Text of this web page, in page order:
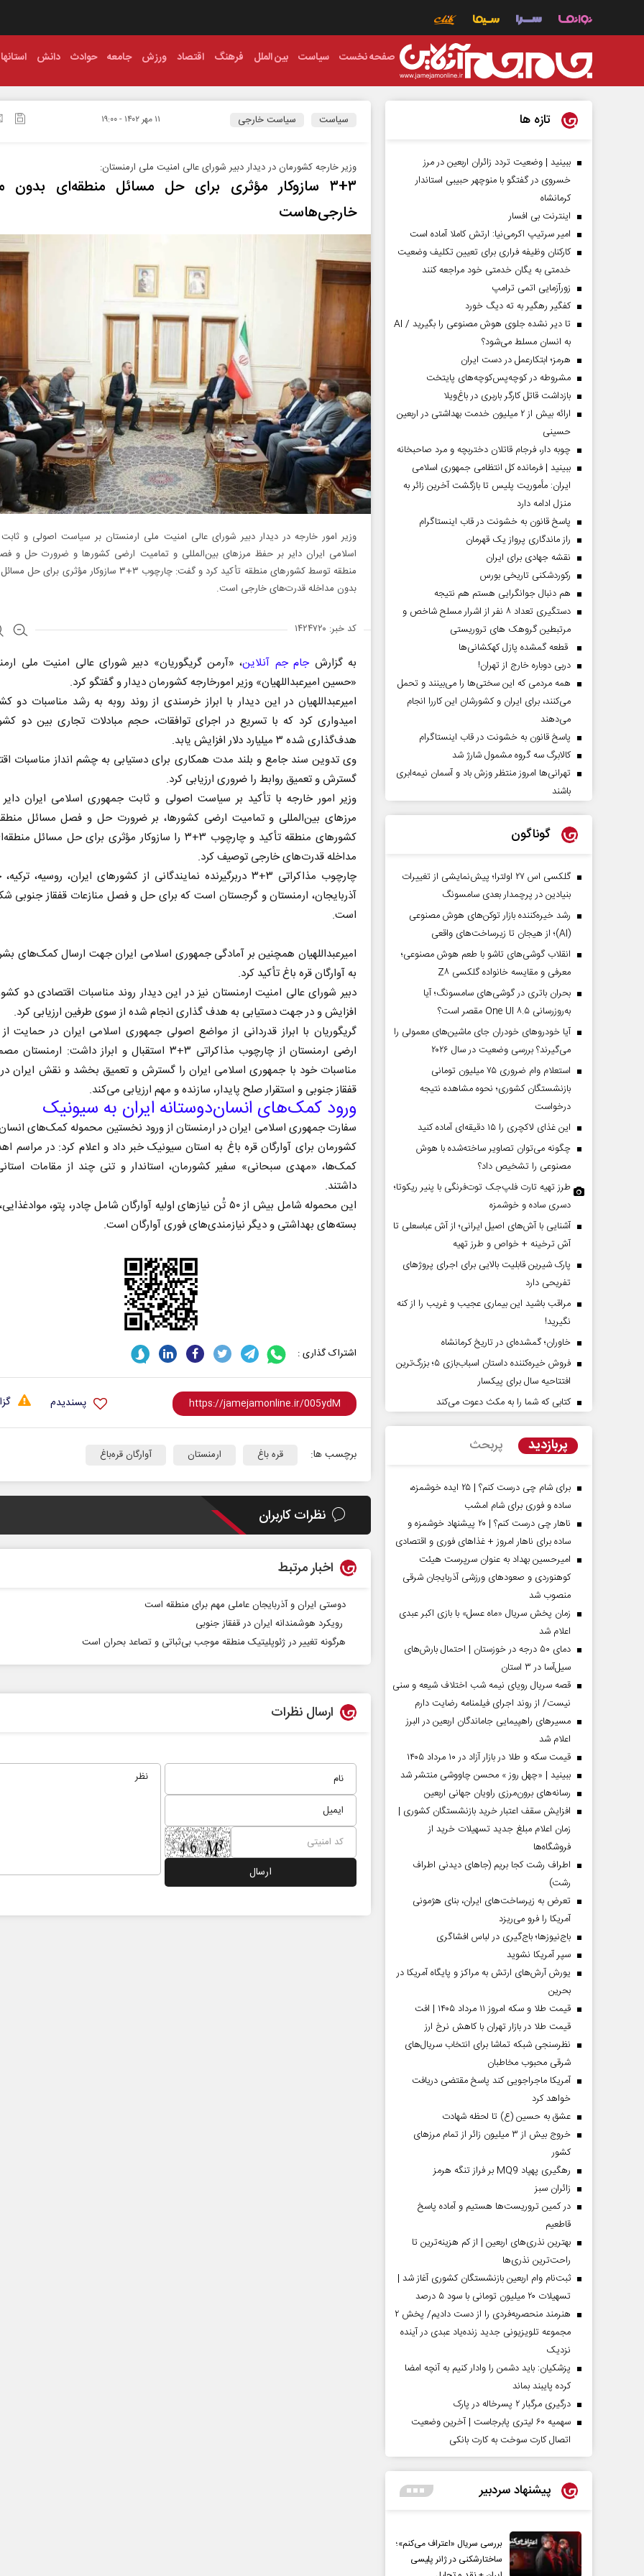
صفحه نخست سیاست بین الملل فرهنگ اقتصاد ورزش جامعه حوادث دانش استانها
سیاست سیاست خارجی ۱۱ مهر ۱۴۰۲ - ۱۹:۰۰
وزیر خارجه کشورمان در دیدار دبیر شورای عالی امنیت ملی ارمنستان:
۳+۳ سازوکار مؤثری برای حل مسائل منطقه‌ای بدون
خارجی‌هاست
وزیر امور خارجه در دیدار دبیر شورای عالی امنیت ملی ارمنستان بر سیاست اصولی و
اسلامی ایران دایر بر حفظ مرز‌های بین‌المللی و تمامیت ارضی کشور‌ها و ضرورت حل و
منطقه توسط کشور‌های منطقه تأکید کرد و گفت: چارچوب ۳+۳ سازوکار
بدون مداخله قدرت‌های خارجی است.
کد خبر: ۱۴۲۴۷۲۰
به گزارشجام جم آنلاین، «آرمن گریگوریان» دبیر شورای عالی امنیت ملی
«حسین امیرعبداللهیان» وزیر امورخارجه کشورمان دیدار و گفتگو کرد.
امیرعبداللهیان در این دیدار با ابراز خرسندی از روند روبه به رشد مناسبات دو
امیدواری کرد که با تسریع در اجرای توافقات، حجم مبادلات تجاری بین دو
هدف‌گذاری شده ۳ میلیارد دلار افزایش یابد.
وی تدوین سند جامع و بلند مدت همکاری برای دستیابی به چشم انداز مناسبات
گسترش و تعمیق روابط را ضروری ارزیابی کرد.
وزیر امور خارجه با تأکید بر سیاست اصولی و ثابت جمهوری اسلامی ایران
مرز‌های بین‌المللی و تمامیت ارضی کشورها، بر ضرورت حل و فصل مسائل
کشور‌های منطقه تأکید و چارچوب ۳+۳ را سازوکار مؤثری برای حل
مداخله قدرت‌های خارجی توصیف کرد.
چارچوب مذاکراتی ۳+۳ دربرگیرنده نمایندگانی از کشور‌های ایران، روسیه،
آذربایجان، ارمنستان و گرجستان است که برای حل و فصل منازعات قفقاز جنوبی
است.
امیرعبداللهیان همچنین بر آمادگی جمهوری اسلامی ایران جهت ارسال کمک‌های
به آوارگان قره‌ باغ تأکید کرد.
دبیر شورای عالی امنیت ارمنستان نیز در این دیدار روند مناسبات اقتصادی دو
افزایش و در جهت دستیابی به هدف گذاری انجام شده از سوی طرفین ارزیابی کرد.
گریگوریان با ابراز قدردانی از مواضع اصولی جمهوری اسلامی ایران در حمایت
ارضی ارمنستان از چارچوب مذاکراتی ۳+۳ استقبال و ابراز داشت:
مناسبات خود با جمهوری اسلامی ایران را گسترش و تعمیق بخشد و نقش ایران
قفقاز جنوبی و استقرار صلح پایدار، سازنده و مهم ارزیابی می‌کند.
ورود کمک‌های انسان‌دوستانه ایران به سیونیک
سفارت جمهوری اسلامی ایران در ارمنستان از ورود نخستین محموله کمک‌های
کشورمان برای آوارگان قره‌ باغ به استان سیونیک خبر داد و اعلام کرد: در مراسم
کمک‌ها، «مهدی سبحانی» سفیر کشورمان، استاندار و تنی چند از مقامات
داشتند.
این محموله شامل بیش از ۵۰ تُن نیاز‌های اولیه آوارگان شامل چادر، پتو،
بسته‌های بهداشتی و دیگر نیازمندی‌های فوری آوارگان است.
اشتراک گذاری :
پسندیدم
برچسب ها: قره باغ ارمنستان آوارگان قره‌باغ
نظرات کاربران
اخبار مرتبط
دوستی ایران و آذربایجان عاملی مهم برای منطقه است
رویكرد هوشمندانه ایران در قفقاز جنوبی
هرگونه تغییر در ژئوپلیتیک منطقه موجب بی‌ثباتی و تصاعد بحران است
ارسال نظرات
تازه ها
ببینید | وضعیت تردد زائران اربعین در مرز
خسروی در گفتگو با منوچهر حبیبی استاندار
کرمانشاه
اینترنت بی افسار
امیر سرتیپ اکرمی‌نیا: ارتش کاملا آماده است
کارکنان وظیفه فراری برای تعیین تکلیف وضعیت
خدمتی به یگان خدمتی خود مراجعه کنند
زورآزمایی اتمی ترامپ
کفگیر رهگیر به ته دیگ خورد
تا دیر نشده جلوی هوش مصنوعی را بگیرید / AI
به انسان مسلط می‌شود؟
هرمز؛ ابتکارعمل در دست ایران
مشروطه در کوچه‌پس‌کوچه‌های پایتخت
بازداشت قاتل کارگر باربری در باغ‌ویلا
ارائه بیش از ۲ میلیون خدمت بهداشتی در اربعین
حسینی
چوبه دار، فرجام قاتلان دختربچه و مرد صاحبخانه
ببینید | فرمانده کل انتظامی جمهوری اسلامی
ایران­: مأموریت پلیس تا بازگشت آخرین زائر به
منزل ادامه دارد
پاسخ قانون به خشونت در قاب اینستاگرام
راز ماندگاری پرواز یک قهرمان
نقشه جهادی برای ایران
رکوردشکنی تاریخی بورس
هم دنبال جوانگرایی هستم هم نتیجه
دستگیری تعداد ۸ نفر از اشرار مسلح شاخص و
مرتبطین گروهک های تروریستی
قطعه گمشده پازل کهکشانی‌ها
دربی دوباره خارج از تهران!
همه مردمی که این سختی‌ها را می‌بینند و تحمل
می‌کنند، برای ایران و کشورشان این کاررا انجام
می‌دهند
پاسخ قانون به خشونت در قاب اینستاگرام
کالابرگ سه گروه مشمول شارژ شد
تهرانی‌ها امروز منتظر وزش باد و آسمان نیمه‌ابری
باشند
گوناگون
گلکسی اس ۲۷ اولترا؛ پیش‌نمایشی از تغییرات
بنیادین در پرچمدار بعدی سامسونگ
رشد خیره‌کننده بازار توکن‌های هوش مصنوعی
(AI)؛ از هیجان تا زیرساخت‌های واقعی
انقلاب گوشی‌های تاشو‌ با طعم هوش مصنوعی؛
معرفی و مقایسه خانواده گلکسی Z۸
بحران باتری در گوشی‌های سامسونگ؛ آیا
به‌روزرسانی One UI ۸.۵ مقصر است؟
آیا خودروهای خودران جای ماشین‌های معمولی را
می‌گیرند؟ بررسی وضعیت در سال ۲۰۲۶
استعلام وام ضروری ۷۵ میلیون تومانی
بازنشستگان کشوری؛ نحوه مشاهده نتیجه
درخواست
این غذای لاکچری را ۱۵ دقیقه‌ای آماده کنید
چگونه می‌توان تصاویر ساخته‌شده با هوش
مصنوعی را تشخیص داد؟
طرز تهیه تارت فلپ‌جک توت‌فرنگی با پنیر ریکوتا؛
دسری ساده و خوشمزه
آشنایی با آش‌های اصیل ایرانی؛ از آش عباسعلی تا
آش ترخینه + خواص و طرز تهیه
پارک شیرین قابلیت‌ بالایی برای اجرای پروژهای
تفریحی دارد
مراقب باشید این بیماری عجیب و غریب را از کنه
نگیرید!
خاوران؛ گمشده‌ای در تاریخ کرمانشاه
فروش خیره‌کننده داستان اسباب‌بازی ۵؛ بزرگ‌ترین
افتتاحیه سال برای پیکسار
کتابی که شما را به مکث دعوت می‌کند
پربازدید پربحث
برای شام چی درست کنم؟ | ۲۵ ایده خوشمزه،
ساده و فوری برای شام امشب
ناهار چی درست کنم؟ | ۲۰ پیشنهاد خوشمزه و
ساده برای ناهار امروز + غذاهای فوری و اقتصادی
امیرحسین بهداد به عنوان سرپرست هیئت
کوهنوردی و صعودهای ورزشی آذربایجان شرقی
منصوب شد
زمان پخش سریال «ماه عسل» با بازی اکبر عبدی
اعلام شد
دمای ۵۰ درجه در خوزستان | احتمال بارش‌های
سیل‌آسا در ۳ استان
قصه سریال رویای نیمه شب اختلاف شیعه و سنی
نیست/ از روند اجرای فیلمنامه رضایت دارم
مسیر‌های راهپیمایی جاماندگان اربعین در البرز
اعلام شد
قیمت سکه و طلا در بازار آزاد در ۱۰ مرداد ۱۴۰۵
ببینید | «چهل روز » محسن چاووشی منتشر شد
رسانه‌های برون‌مرزی راویان جهانی اربعین
افزایش سقف اعتبار خرید بازنشستگان کشوری |
زمان اعلام مبلغ جدید تسهیلات خرید از
فروشگاه‌ها
اطراف رشت کجا بریم (جاهای دیدنی اطراف
رشت)
تعرض به زیرساخت‌های ایران، بنای هژمونی
آمریکا را فرو می‌ریزد
باج‌نیوزها؛ باج‌گیری در لباس افشاگری
سپر آمریکا نشوید
یورش آرش‌های ارتش به مراکز و پایگاه‌ آمریکا در
بحرین
قیمت طلا و سکه امروز ۱۱ مرداد ۱۴۰۵ | افت
قیمت طلا در بازار تهران با کاهش نرخ ارز
نظرسنجی شبکه تماشا برای انتخاب سریال‌های
شرقی محبوب مخاطبان
آمریکا ماجراجویی کند پاسخ مقتضی دریافت
خواهد کرد
عشق به حسین (ع) تا لحظه شهادت
خروج بیش از ۳ میلیون زائر از تمام مرز‌های
کشور
رهگیری پهپاد MQ9 بر فراز تنگه هرمز
‌زائران سبز
در کمین تروریست‌ها هستیم و آماده پاسخ
قاطعیم
بهترین نذری‌های اربعین | از کم هزینه‌ترین تا
راحت‌ترین نذری‌ها
ثبت‌نام وام اربعین بازنشستگان کشوری آغاز شد |
تسهیلات ۲۰ میلیون تومانی با سود ۵ درصد
هنرمند منحصر‌به‌فردی را از دست دادیم/ پخش ۲
مجموعه تلویزیونی جدید زنده‌یاد عبدی در آینده
نزدیک
پزشکیان: باید دشمن را وادار کنیم به آنچه امضا
کرده پایبند بماند
درگیری مرگبار ۲ پسرخاله در پارک
سهمیه ۶۰ لیتری پابرجاست | آخرین وضعیت
اتصال کارت سوخت به کارت بانکی
پیشنهاد سردبیر
بررسی سریال «اعتراف می‌کنم»؛
ساختارشکنی در ژانر پلیسی
ادعا‌های خلاف واقع آمریکا
مجلس
صفحات نخست روزنامه ها‌ی‌سه‌شنبه ۶ مردادماه صفحات نخست روزنامه ها‌ی یکشنبه ۴ مردادماه